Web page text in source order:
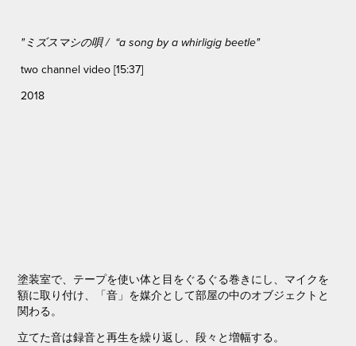
"ミズスマシの唄 / “a song by a whirligig beetle"
two channel video [15:37]
2018
塗装室で、テープを使い体と目をぐるぐる巻きにし、マイクを
額に取り付け、「音」を媒介として部屋の中のオブジェクトと
関わる。
立てた音は録音と再生を繰り返し、段々と増幅する。